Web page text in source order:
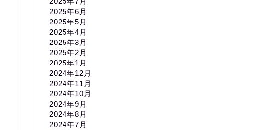
2025年6月
2025年5月
2025年4月
2025年3月
2025年2月
2025年1月
2024年12月
2024年11月
2024年10月
2024年9月
2024年8月
2024年7月